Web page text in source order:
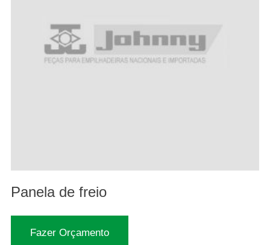
Panela de freio
Fazer Orçamento